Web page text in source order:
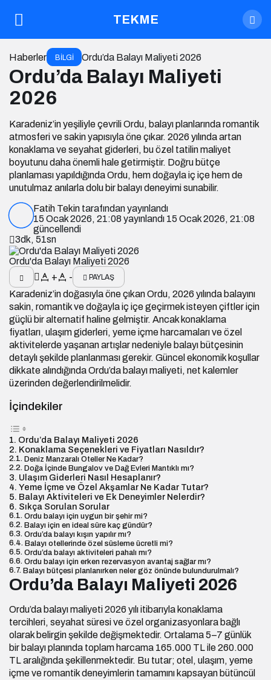
TEKME
Haberler BILGI Ordu’da Balayı Maliyeti 2026
Ordu’da Balayı Maliyeti
2026
Karadeniz’in yeşiliyle çevrili Ordu, balayı planlarında romantik
atmosferi ve sakin yapısıyla öne çıkar. 2026 yılında artan
konaklama ve seyahat giderleri, bu özel tatilin maliyet
boyutunu daha önemli hale getirmiştir. Doğru bütçe
planlaması yapıldığında Ordu, hem doğayla iç içe hem de
unutulmaz anılarla dolu bir balayı deneyimi sunabilir.
Fatih Tekin tarafından yayınlandı
15 Ocak 2026, 21:08 yayınlandı 15 Ocak 2026, 21:08
güncellendi
3dk, 51sn
Ordu'da Balayı Maliyeti 2026
+
- PAYLAŞ
Karadeniz’in doğasıyla öne çıkan Ordu, 2026 yılında balayını
sakin, romantik ve doğayla iç içe geçirmek isteyen çiftler için
güçlü bir alternatif haline gelmiştir. Ancak konaklama
fiyatları, ulaşım giderleri, yeme içme harcamaları ve özel
aktivitelerde yaşanan artışlar nedeniyle balayı bütçesinin
detaylı şekilde planlanması gerekir. Güncel ekonomik koşullar
dikkate alındığında Ordu’da balayı maliyeti, net kalemler
üzerinden değerlendirilmelidir.
İçindekiler
Ordu’da Balayı Maliyeti 2026
Konaklama Seçenekleri ve Fiyatları Nasıldır?
Deniz Manzaralı Oteller Ne Kadar?
Doğa İçinde Bungalov ve Dağ Evleri Mantıklı mı?
Ulaşım Giderleri Nasıl Hesaplanır?
Yeme İçme ve Özel Akşamlar Ne Kadar Tutar?
Balayı Aktiviteleri ve Ek Deneyimler Nelerdir?
Sıkça Sorulan Sorular
Ordu balayı için uygun bir şehir mi?
Balayı için en ideal süre kaç gündür?
Ordu’da balayı kışın yapılır mı?
Balayı otellerinde özel süsleme ücretli mi?
Ordu’da balayı aktiviteleri pahalı mı?
Ordu balayı için erken rezervasyon avantaj sağlar mı?
Balayı bütçesi planlanırken neler göz önünde bulundurulmalı?
Ordu’da Balayı Maliyeti 2026
Ordu’da balayı maliyeti2026 yılı itibarıyla konaklama
tercihleri, seyahat süresi ve özel organizasyonlara bağlı
olarak belirgin şekilde değişmektedir. Ortalama 5–7 günlük
bir balayı planında toplam harcama 165.000 TL ile 260.000
TL aralığında şekillenmektedir. Bu tutar; otel, ulaşım, yeme
içme ve romantik deneyimlerin tamamını kapsayan bütüncül